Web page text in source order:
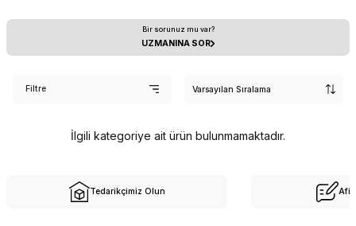
Bir sorunuz mu var?
UZMANINA SOR
Filtre
İlgili kategoriye ait ürün bulunmamaktadır.
Tedarikçimiz Olun